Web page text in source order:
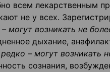
всем лекарственным
не у всех.
могут возникать не
дыхание,
– могут возникать
сознания,